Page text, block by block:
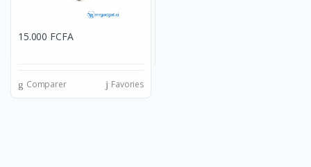
15.000 FCFA
Comparer Favories